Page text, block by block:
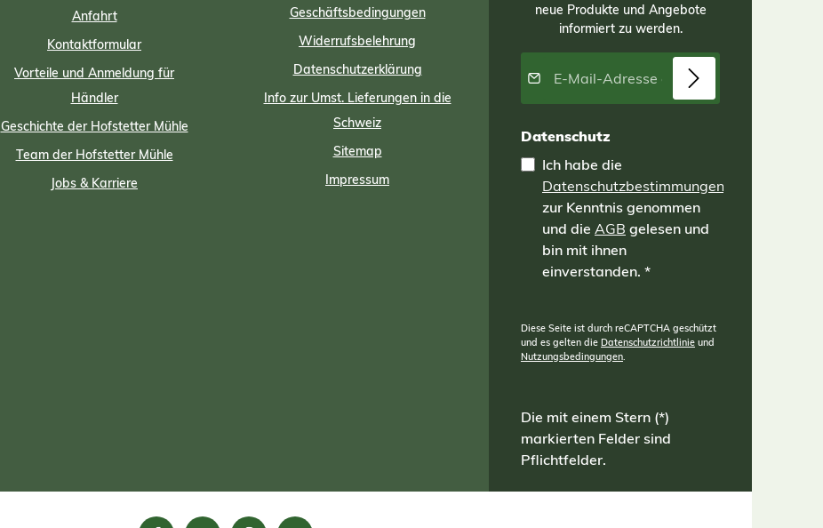
Anfahrt
Kontaktformular
Vorteile und Anmeldung für
Händler
Geschichte der Hofstetter Mühle
Team der Hofstetter Mühle
Jobs & Karriere
Geschäftsbedingungen
Widerrufsbelehrung
Datenschutzerklärung
Info zur Umst. Lieferungen in die
Schweiz
Sitemap
Impressum
neue Produkte und Angebote
informiert zu werden.
E-Mail-Adresse*
Datenschutz
Ich habe die
Datenschutzbestimmungen
zur Kenntnis genommen
und die AGB gelesen und
bin mit ihnen
einverstanden. *
Diese Seite ist durch reCAPTCHA geschützt
und es gelten die Datenschutzrichtlinie und
Nutzungsbedingungen.
Die mit einem Stern (*)
markierten Felder sind
Pflichtfelder.